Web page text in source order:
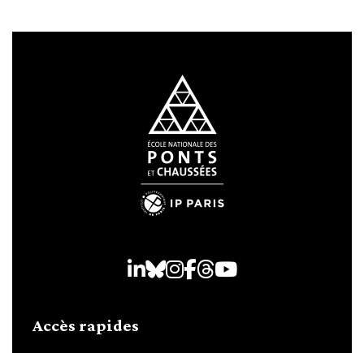
LinkedIn
Bluesky
Instagram
Facebook
Threads
Youtube
Accès rapides